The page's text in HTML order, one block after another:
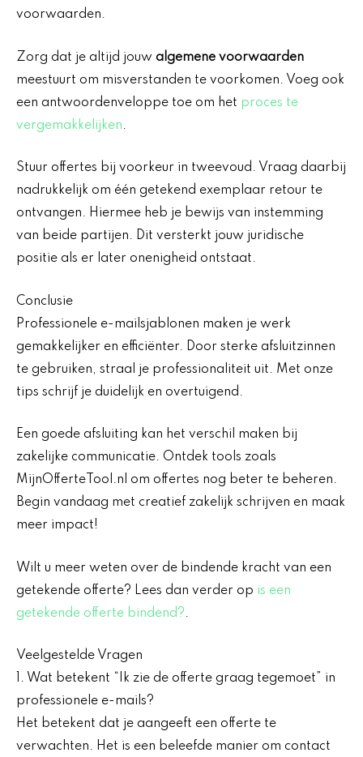
voorwaarden.
Zorg dat je altijd jouw algemene voorwaarden
meestuurt om misverstanden te voorkomen. Voeg ook
een antwoordenveloppe toe om het proces te
vergemakkelijken.
Stuur offertes bij voorkeur in tweevoud. Vraag daarbij
nadrukkelijk om één getekend exemplaar retour te
ontvangen. Hiermee heb je bewijs van instemming
van beide partijen. Dit versterkt jouw juridische
positie als er later onenigheid ontstaat.
Conclusie
Professionele e-mailsjablonen maken je werk
gemakkelijker en efficiënter. Door sterke afsluitzinnen
te gebruiken, straal je professionaliteit uit. Met onze
tips schrijf je duidelijk en overtuigend.
Een goede afsluiting kan het verschil maken bij
zakelijke communicatie. Ontdek tools zoals
MijnOfferteTool.nl om offertes nog beter te beheren.
Begin vandaag met creatief zakelijk schrijven en maak
meer impact!
Wilt u meer weten over de bindende kracht van een
getekende offerte? Lees dan verder op is een
getekende offerte bindend?.
Veelgestelde Vragen
1. Wat betekent “Ik zie de offerte graag tegemoet” in
professionele e-mails?
Het betekent dat je aangeeft een offerte te
verwachten. Het is een beleefde manier om contact